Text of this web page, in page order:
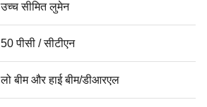
उच्च सीमित लुमेन
50 पीसी / सीटीएन
लो बीम और हाई बीम/डीआरएल